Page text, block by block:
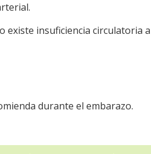
existe insuficiencia circulatoria
durante el embarazo.